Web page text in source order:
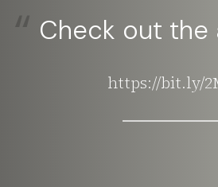
Check out the
https://bit.ly/